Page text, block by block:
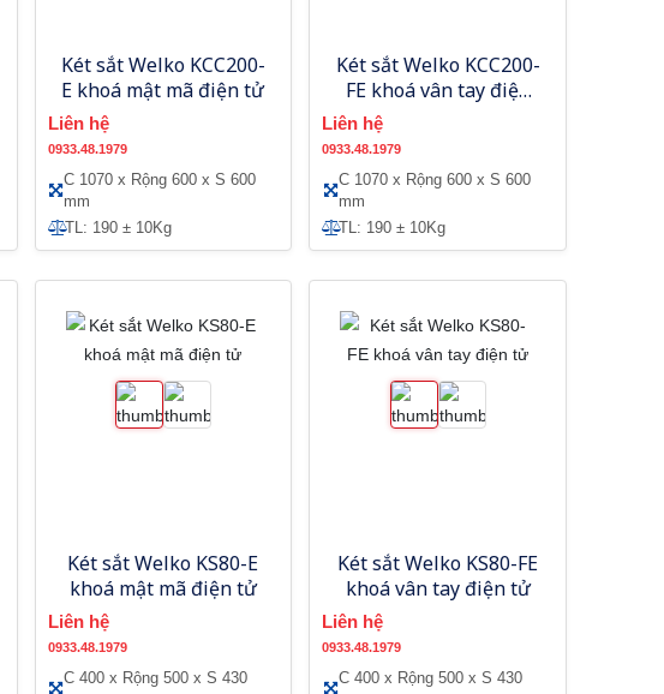
Két sắt Welko KCC200-
E khoá mật mã điện tử
Liên hệ
0933.48.1979
C 1070 x Rộng 600 x S 600
mm
TL: 190 ± 10Kg
Két sắt Welko KCC200-
FE khoá vân tay điện
Liên hệ
0933.48.1979
C 1070 x Rộng 600 x S 600
mm
TL: 190 ± 10Kg
Két sắt Welko KS80-E
khoá mật mã điện tử
Liên hệ
0933.48.1979
C 400 x Rộng 500 x S 430
Két sắt Welko KS80-FE
khoá vân tay điện tử
Liên hệ
0933.48.1979
C 400 x Rộng 500 x S 430